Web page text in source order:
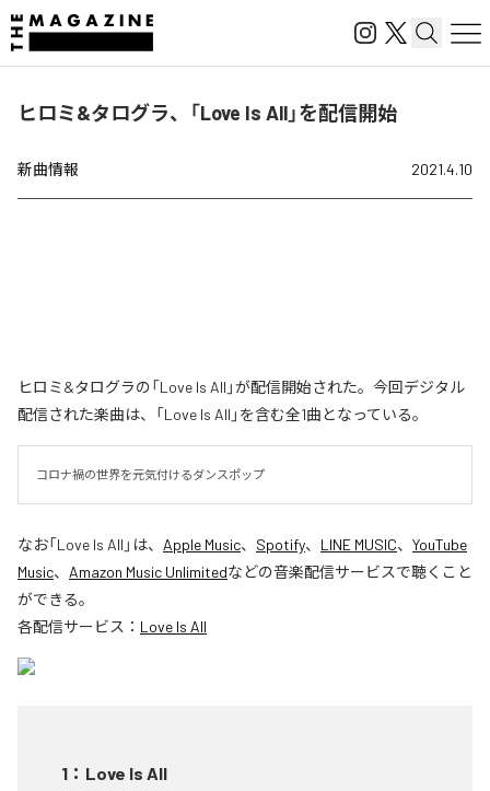
ヒロミ&タログラ、「Love Is All」を配信開始
新曲情報 2021.4.10
ヒロミ&タログラの「Love Is All」が配信開始された。今回デジタル
配信された楽曲は、「Love Is All」を含む全1曲となっている。
コロナ禍の世界を元気付けるダンスポップ
なお「Love Is All 」は、 Apple Music、 Spotify、 LINE MUSIC、 YouTube
Music、 Amazon Music Unlimitedなどの音楽配信サービスで聴くこと
ができる。
各配信サービス： Love Is All
1 ： Love Is All